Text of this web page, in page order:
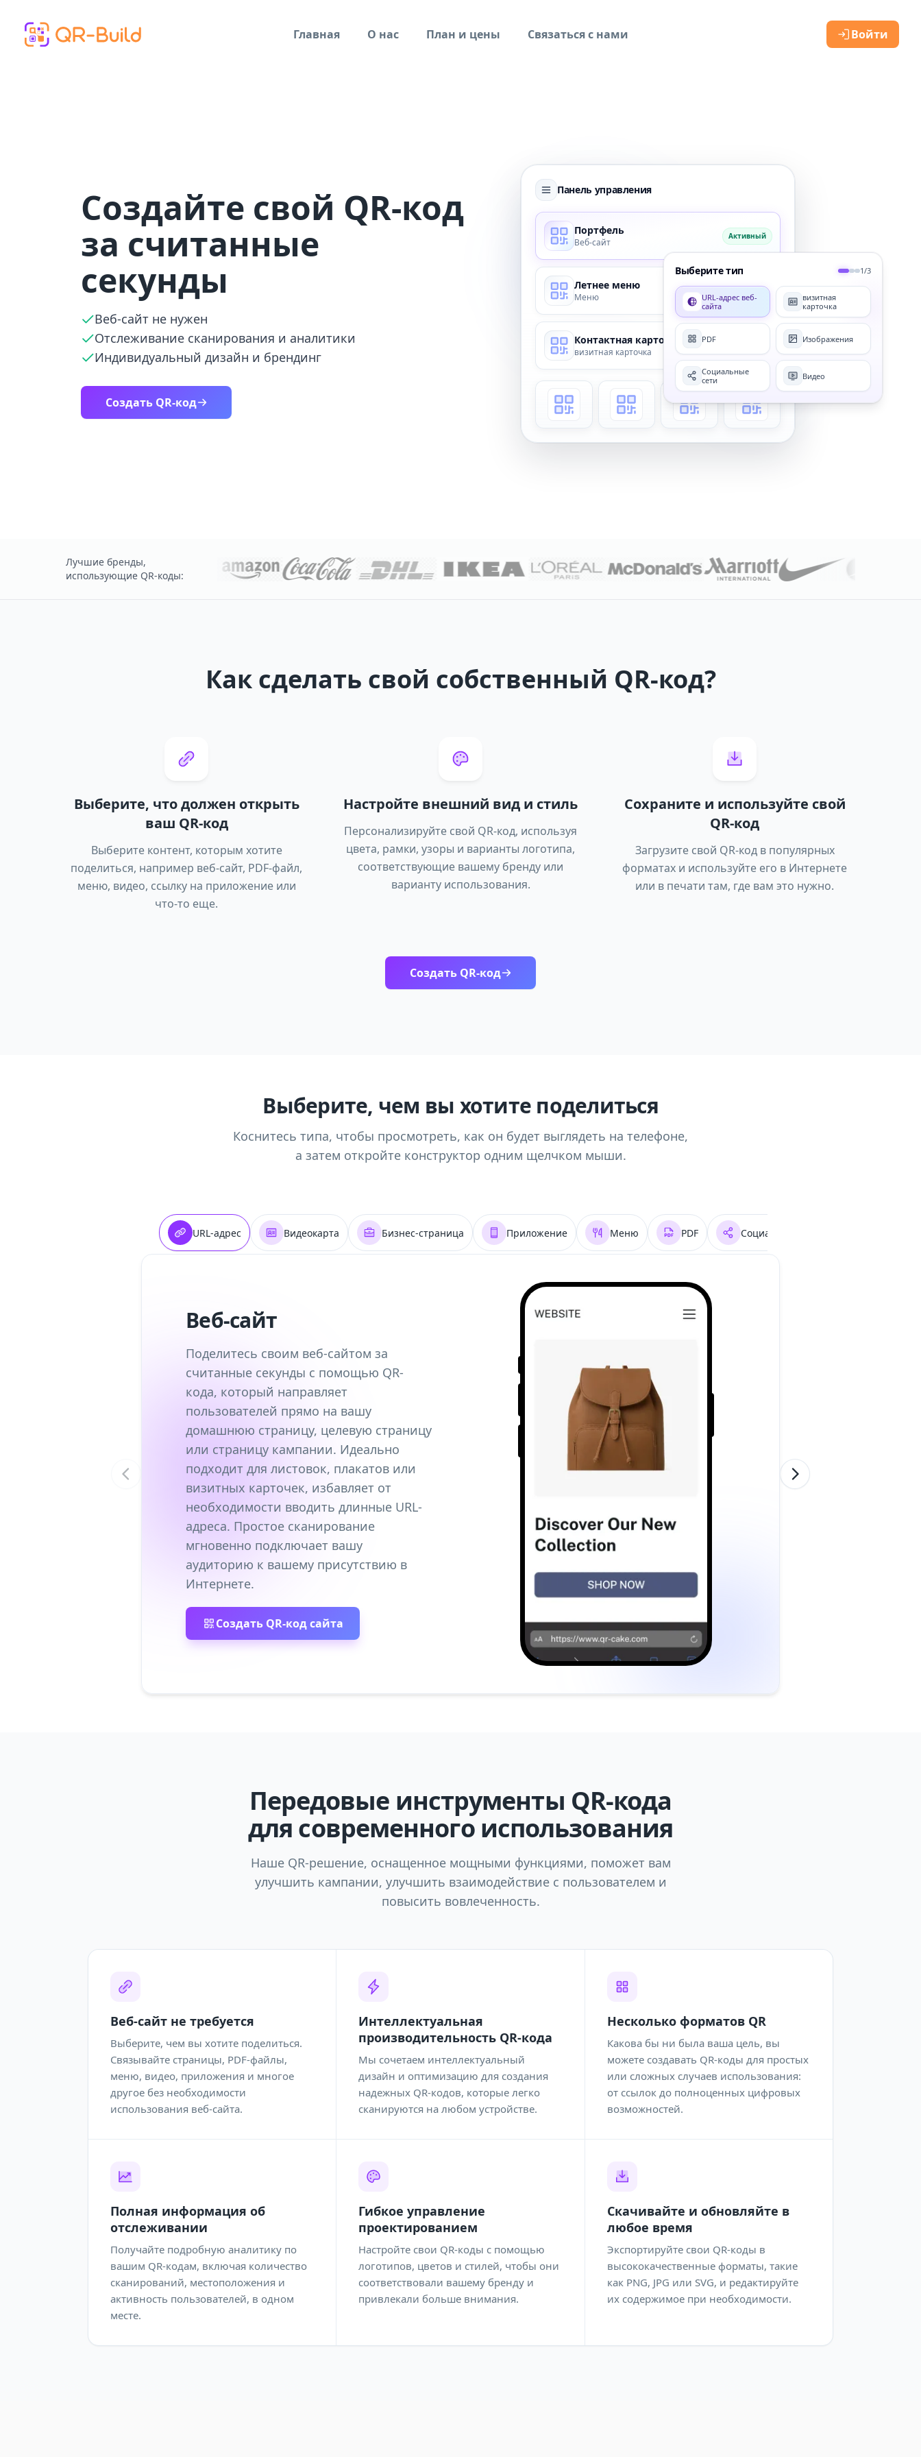
Главная
О нас План и цены Связаться с нами Войти
Создайте свой QR-код
за считанные
секунды
Веб-сайт не нужен
Отслеживание сканирования и аналитики
Индивидуальный дизайн и брендинг
Создать QR-код
Панель управления
Портфель
Веб-сайт
Активный
Летнее меню
Меню
Приостановлено
Контактная карточка
визитная карточка
Выберите тип 1/3
URL-адрес веб-
сайта
визитная
карточка
PDF Изображения
Социальные
сети
Видео
Лучшие бренды,
использующие QR-коды:
Как сделать свой собственный QR-код?
Выберите, что должен открыть
ваш QR-код
Выберите контент, которым хотите
поделиться, например веб-сайт, PDF-файл,
меню, видео, ссылку на приложение или
что-то еще.
Настройте внешний вид и стиль
Персонализируйте свой QR-код, используя
цвета, рамки, узоры и варианты логотипа,
соответствующие вашему бренду или
варианту использования.
Сохраните и используйте свой
QR-код
Загрузите свой QR-код в популярных
форматах и ​​используйте его в Интернете
или в печати там, где вам это нужно.
Создать QR-код
Выберите, чем вы хотите поделиться
Коснитесь типа, чтобы просмотреть, как он будет выглядеть на телефоне,
а затем откройте конструктор одним щелчком мыши.
URL-адрес Видеокарта Бизнес-страница Приложение Меню PDF Социальные сети
Веб-сайт
Поделитесь своим веб-сайтом за
считанные секунды с помощью QR-
кода, который направляет
пользователей прямо на вашу
домашнюю страницу, целевую страницу
или страницу кампании. Идеально
подходит для листовок, плакатов или
визитных карточек, избавляет от
необходимости вводить длинные URL-
адреса. Простое сканирование
мгновенно подключает вашу
аудиторию к вашему присутствию в
Интернете.
Создать QR-код сайта
Передовые инструменты QR-кода
для современного использования
Наше QR-решение, оснащенное мощными функциями, поможет вам
улучшить кампании, улучшить взаимодействие с пользователем и
повысить вовлеченность.
Веб-сайт не требуется
Выберите, чем вы хотите поделиться.
Связывайте страницы, PDF-файлы,
меню, видео, приложения и многое
другое без необходимости
использования веб-сайта.
Интеллектуальная
производительность QR-кода
Мы сочетаем интеллектуальный
дизайн и оптимизацию для создания
надежных QR-кодов, которые легко
сканируются на любом устройстве.
Несколько форматов QR
Какова бы ни была ваша цель, вы
можете создавать QR-коды для простых
или сложных случаев использования:
от ссылок до полноценных цифровых
возможностей.
Полная информация об
отслеживании
Получайте подробную аналитику по
вашим QR-кодам, включая количество
сканирований, местоположения и
активность пользователей, в одном
месте.
Гибкое управление
проектированием
Настройте свои QR-коды с помощью
логотипов, цветов и стилей, чтобы они
соответствовали вашему бренду и
привлекали больше внимания.
Скачивайте и обновляйте в
любое время
Экспортируйте свои QR-коды в
высококачественные форматы, такие
как PNG, JPG или SVG, и редактируйте
их содержимое при необходимости.